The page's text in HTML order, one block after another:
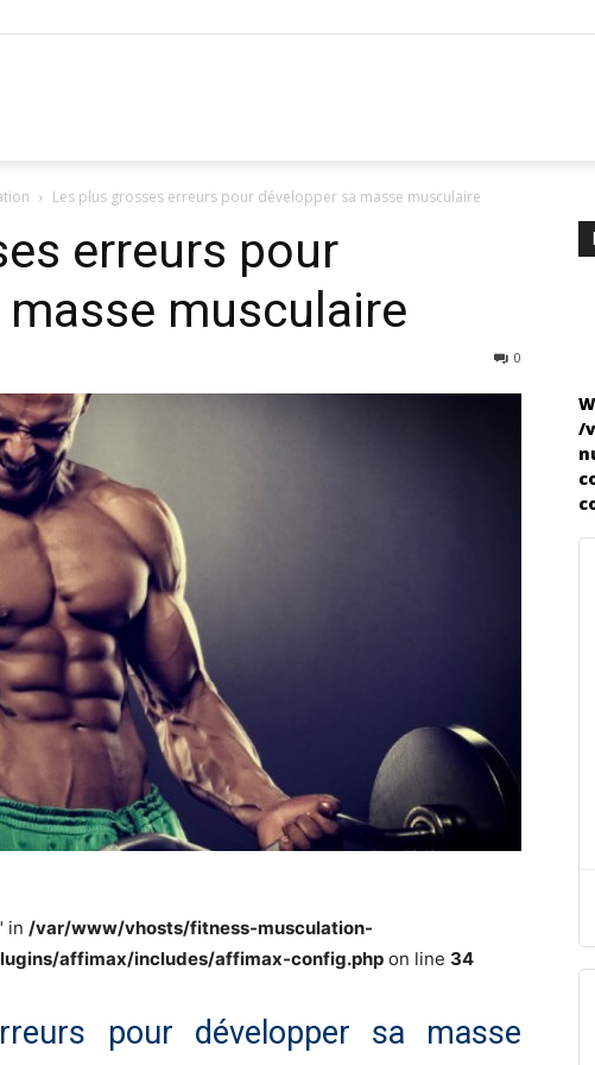
Les plus grosses erreurs pour développer sa masse musculaire
erreurs pour
musculaire
0
in /var/www/vhosts/fitness-musculation-
affimax/includes/affimax-config.php on line 34
pour développer sa masse
/